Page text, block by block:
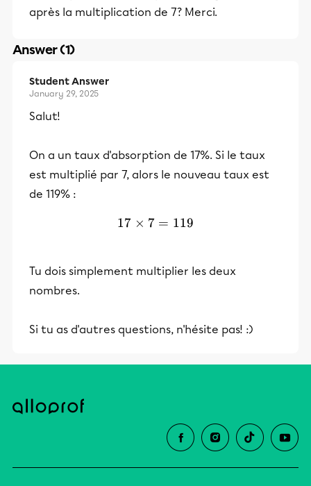
après la multiplication de 7? Merci.
Answer (1)
Student Answer
January 29, 2025
Salut!
On a un taux d'absorption de 17%. Si le taux
est multiplié par 7, alors le nouveau taux est
de 119% :
17 \times 7=119
17 × 7 = 119
Tu dois simplement multiplier les deux
nombres.
Si tu as d'autres questions, n'hésite pas! :)